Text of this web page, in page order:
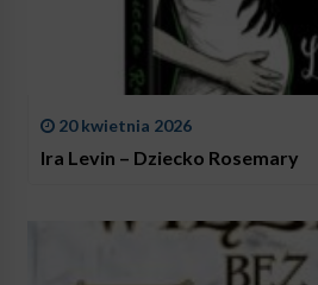
20 kwietnia 2026
Ira Levin – Dziecko Rosemary